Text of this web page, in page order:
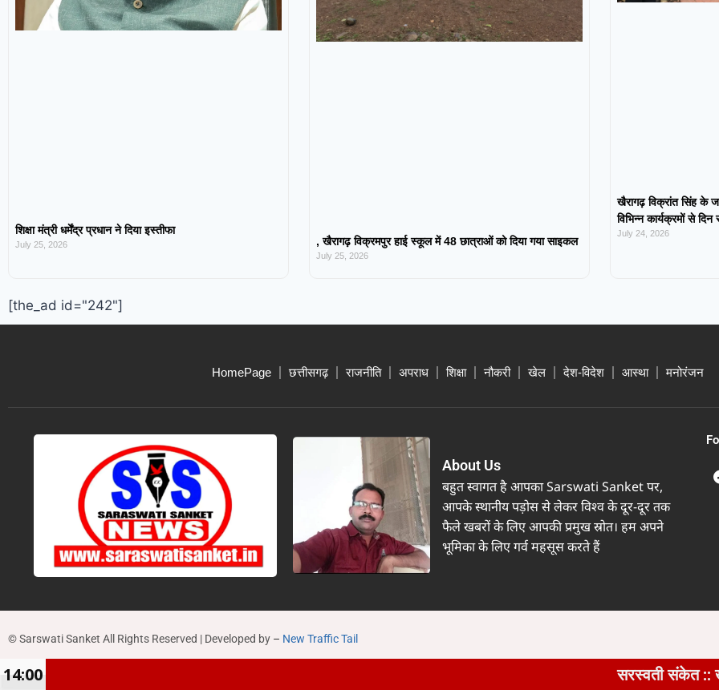
शिक्षा मंत्री धर्मेंद्र प्रधान ने दिया इस्तीफा
July 25, 2026 , खैरागढ़ विक्रमपुर हाई स्कूल में 48 छात्राओं को दिया गया साइकल
July 25, 2026
खैरागढ़ विक्रांत सिंह के
विभिन्न कार्यक्रमों से दिन
July 24, 2026
[the_ad id="242"]
HomePage छत्तीसगढ़ राजनीति अपराध शिक्षा नौकरी खेल देश-विदेश आस्था मनोरंजन
About Us
बहुत स्वागत है आपका Sarswati Sanket पर,
आपके स्थानीय पड़ोस से लेकर विश्व के दूर-दूर तक
फैले खबरों के लिए आपकी प्रमुख स्रोत। हम अपने
भूमिका के लिए गर्व महसूस करते हैं
© Sarswati Sanket All Rights Reserved | Developed by – New Traffic Tail
सरस्वती संकेत :: खैरागढ़ में
14:00